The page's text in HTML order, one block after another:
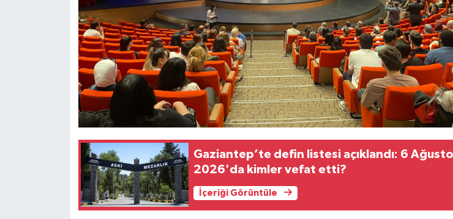
Gaziantep’te defin listesi açıklandı: 6
2026'da kimler vefat etti?
İçeriği Görüntüle